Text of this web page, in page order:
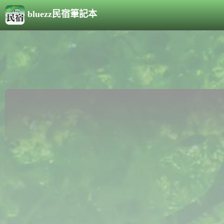
bluezz民宿筆記本